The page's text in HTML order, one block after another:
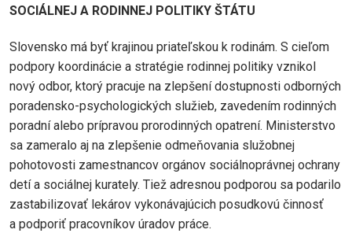
SOCIÁLNEJ A RODINNEJ POLITIKY ŠTÁTU
Slovensko má byť krajinou priateľskou k rodinám. S cieľom
podpory koordinácie a stratégie rodinnej politiky vznikol
nový odbor, ktorý pracuje na zlepšení dostupnosti odborných
poradensko-psychologických služieb, zavedením rodinných
poradní alebo prípravou prorodinných opatrení. Ministerstvo
sa zameralo aj na zlepšenie odmeňovania služobnej
pohotovosti zamestnancov orgánov sociálnoprávnej ochrany
detí a sociálnej kurately. Tiež adresnou podporou sa podarilo
zastabilizovať lekárov vykonávajúcich posudkovú činnosť
a podporiť pracovníkov úradov práce.